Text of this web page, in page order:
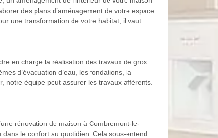
des plans d’aménagement de votre espace
une transformation de votre habitat, il vaut
en charge la réalisation des travaux de gros
d’évacuation d’eau, les fondations, la
notre équipe peut assurer les travaux afférents.
rénovation de maison à Combremont-le-
le confort au quotidien. Cela sous-entend